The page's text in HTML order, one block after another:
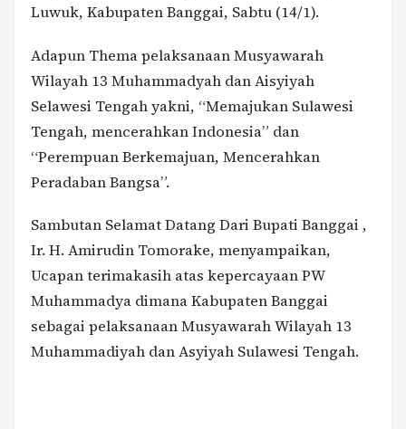
Luwuk, Kabupaten Banggai, Sabtu (14/1).
Adapun Thema pelaksanaan Musyawarah
Wilayah 13 Muhammadyah dan Aisyiyah
Selawesi Tengah yakni, “Memajukan Sulawesi
Tengah, mencerahkan Indonesia” dan
“Perempuan Berkemajuan, Mencerahkan
Peradaban Bangsa”.
Sambutan Selamat Datang Dari Bupati Banggai ,
Ir. H. Amirudin Tomorake, menyampaikan,
Ucapan terimakasih atas kepercayaan PW
Muhammadya dimana Kabupaten Banggai
sebagai pelaksanaan Musyawarah Wilayah 13
Muhammadiyah dan Asyiyah Sulawesi Tengah.